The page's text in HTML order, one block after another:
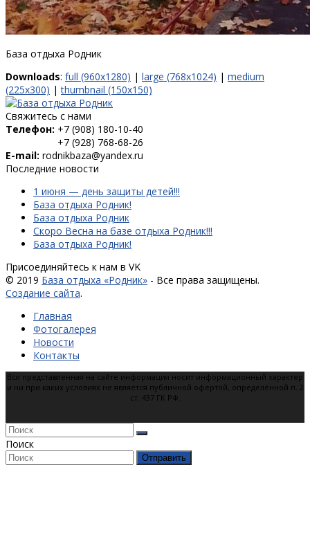
База отдыха Родник
Downloads: full (960x1280) | large (768x1024) | medium
(225x300) |thumbnail (150x150)
Свяжитесь с нами
Телефон: +7 (908) 180-10-40
+7 (928) 768-68-26
E-mail: rodnikbaza@yandex.ru
Последние новости
1 июня — день защиты детей!!!
База отдыха Родник!
База отдыха Родник
Скоро Весна на базе отдыха Родник!!!
База отдыха Родник!
Присоединяйтесь к нам в VK
© 2019 База отдыха «Родник» - Все права защищены.
Создание сайта.
Главная
Фотогалерея
Новости
Контакты
Вся представленная на сайте информация носит информационный характер
и ни при каких условиях не является публичной офертой, определённой п. 2
ст. 437 ГК РФ.
Поиск
Отправить